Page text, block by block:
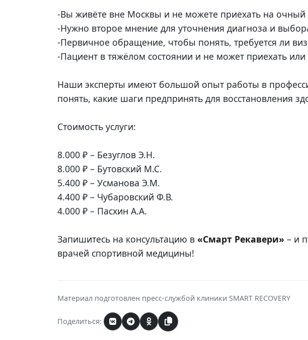
-Вы живёте вне Москвы и не можете приехать на
-Нужно второе мнение для уточнения диагноза и
-Первичное обращение, чтобы понять, требуется ли
-Пациент в тяжёлом состоянии и не может приехать
Наши эксперты имеют большой опыт работы в
понять, какие шаги предпринять для восстановления
Стоимость услуги:
8.000 ₽ – Безуглов Э.Н.
8.000 ₽ – Бутовский М.С.
5.400 ₽ – Усманова Э.М.
4.400 ₽ – Чубаровский Ф.В.
4.000 ₽ – Пасхин А.А.
Запишитесь на консультацию в «Смарт Рекавери» – и
врачей спортивной медицины!
Материал подготовлен пресс-службой клиники SMART RECOVERY
Поделиться: